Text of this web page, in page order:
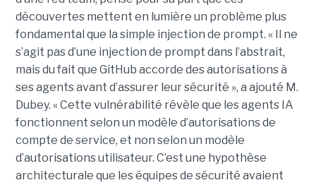
découvertes mettent en lumière un problème plus
fondamental que la simple injection de prompt. « Il ne
s’agit pas d’une injection de prompt dans l’abstrait,
mais du fait que GitHub accorde des autorisations à
ses agents avant d’assurer leur sécurité », a ajouté M.
Dubey. « Cette vulnérabilité révèle que les agents IA
fonctionnent selon un modèle d’autorisations de
compte de service, et non selon un modèle
d’autorisations utilisateur. C’est une hypothèse
architecturale que les équipes de sécurité avaient